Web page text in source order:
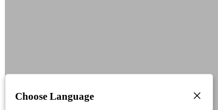
Choose Language